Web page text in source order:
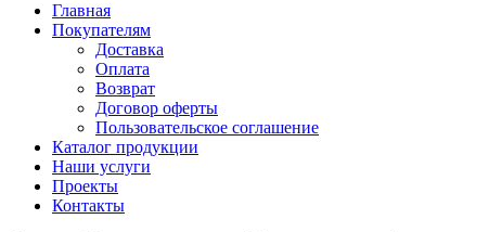
Главная
Покупателям
Доставка
Оплата
Возврат
Договор оферты
Пользовательское соглашение
Каталог продукции
Наши услуги
Проекты
Контакты